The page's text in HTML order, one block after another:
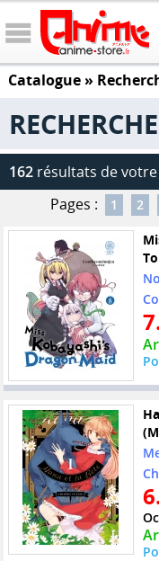
Catalogue»
RECHERCHE
162 résultats de
Pages :
1 2